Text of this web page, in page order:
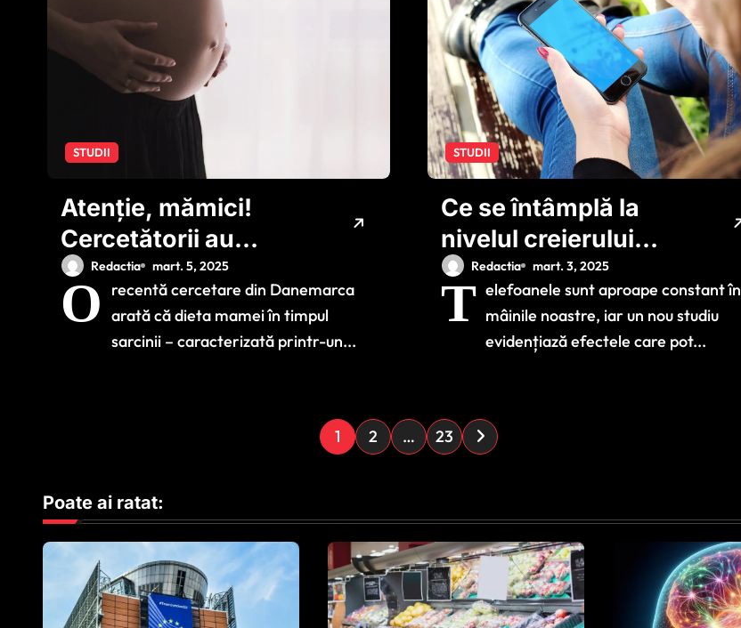
STUDII
Atenție, mămici!
Cercetătorii au
descoperit o
legătură puternică
între dieta
Redactia mart. 5, 2025
O
recentă cercetare din Danemarca
arată că dieta mamei în timpul
sarcinii – caracterizată printr-un...
STUDII
Ce se întâmplă la
nivelul creierului
dacă renunțăm la
telefon pentru doar
trei zile
Redactia mart. 3, 2025
T elefoanele sunt aproape constant în
mâinile noastre, iar un nou studiu
evidențiază efectele care pot...
P
n
a
1 2 … 23
Poate ai ratat: